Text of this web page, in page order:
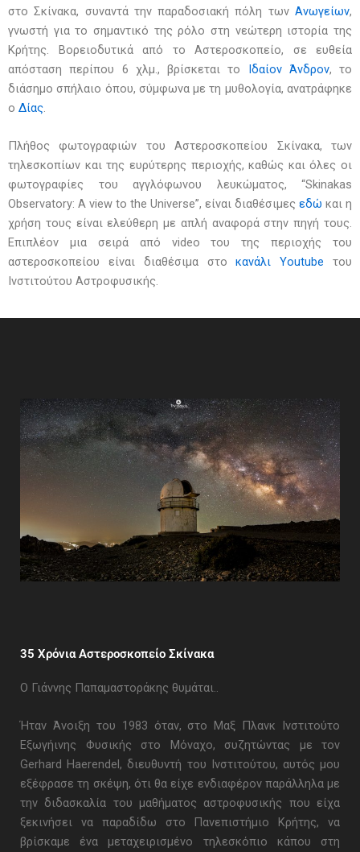
στο Σκίνακα, συναντά την παραδοσιακή πόλη των Ανωγείων,
γνωστή για το σημαντικό της ρόλο στη νεώτερη ιστορία της
Κρήτης. Βορειοδυτικά από το Αστεροσκοπείο, σε ευθεία
απόσταση περίπου 6 χλμ., βρίσκεται το Ιδαίον Άνδρον, το
διάσημο σπήλαιο όπου, σύμφωνα με τη μυθολογία, ανατράφηκε
ο Δίας.
Πλήθος φωτογραφιών του Αστεροσκοπείου Σκίνακα, των
τηλεσκοπίων και της ευρύτερης περιοχής, καθώς και όλες οι
φωτογραφίες του αγγλόφωνου λευκώματος, “Skinakas
Observatory: A view to the Universe”, είναι διαθέσιμες εδώ και η
χρήση τους είναι ελεύθερη με απλή αναφορά στην πηγή τους.
Επιπλέον μια σειρά από video του της περιοχής του
αστεροσκοπείου είναι διαθέσιμα στοκανάλι Youtube του
Ινστιτούτου Αστροφυσικής.
35 Χρόνια Αστεροσκοπείο Σκίνακα
Ο Γιάννης Παπαμαστοράκης θυμάται..
Ήταν Άνοιξη του 1983 όταν, στο Μαξ Πλανκ Ινστιτούτο
Εξωγήινης Φυσικής στο Μόναχο, συζητώντας με τον
Gerhard Haerendel, διευθυντή του Ινστιτούτου, αυτός μου
εξέφρασε τη σκέψη, ότι θα είχε ενδιαφέρον παράλληλα με
την διδασκαλία του μαθήματος αστροφυσικής που είχα
ξεκινήσει να παραδίδω στο Πανεπιστήμιο Κρήτης, να
βρίσκαμε ένα μεταχειρισμένο τηλεσκόπιο κάπου στη